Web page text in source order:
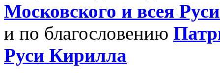
Московского и всея
и по благословению
Руси Кирилла